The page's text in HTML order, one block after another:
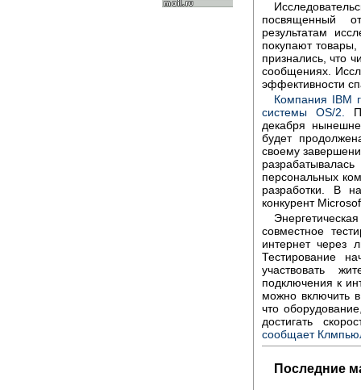
посвященный
результатам
покупают
признались, что
сообщениях.
эффективности
Компания IBM
системы OS/2.
декабря
будет
своему
персональных
разработки. В
конкурент
совместное
интернет через
Тестирование
участвовать
подключения к
можно включить
что
достигать
сообщает
Последние